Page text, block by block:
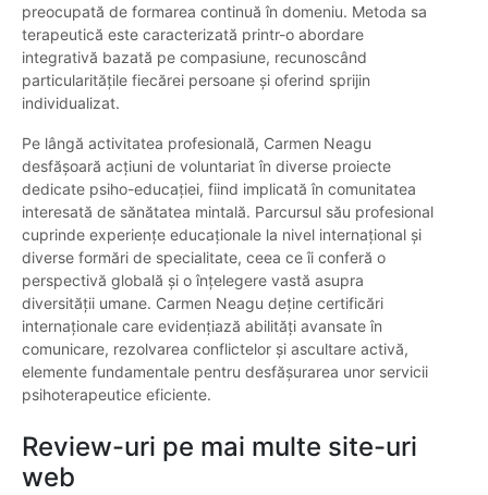
preocupată de formarea continuă în domeniu. Metoda sa
terapeutică este caracterizată printr-o abordare
integrativă bazată pe compasiune, recunoscând
particularitățile fiecărei persoane și oferind sprijin
individualizat.
Pe lângă activitatea profesională, Carmen Neagu
desfășoară acțiuni de voluntariat în diverse proiecte
dedicate psiho-educației, fiind implicată în comunitatea
interesată de sănătatea mintală. Parcursul său profesional
cuprinde experiențe educaționale la nivel internațional și
diverse formări de specialitate, ceea ce îi conferă o
perspectivă globală și o înțelegere vastă asupra
diversității umane. Carmen Neagu deține certificări
internaționale care evidențiază abilități avansate în
comunicare, rezolvarea conflictelor și ascultare activă,
elemente fundamentale pentru desfășurarea unor servicii
psihoterapeutice eficiente.
Review-uri pe mai multe site-uri
web